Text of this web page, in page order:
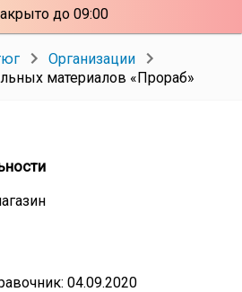
до 09:00
Организации
материалов «Прораб»
04.09.2020